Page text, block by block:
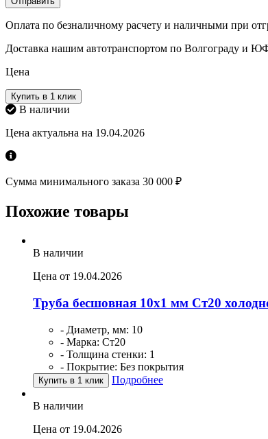
Оплата по безналичному расчету и наличными при
Доставка нашим автотранспортом по Волгограду и
Цена
Купить в 1 клик
В наличии
Цена актуальна на 19.04.2026
Сумма минимального заказа 30 000 ₽
Похожие товары
В наличии
Цена от 19.04.2026
Труба бесшовная 10х1 мм Ст20
- Диаметр, мм: 10
- Марка: Ст20
- Толщина стенки: 1
- Покрытие: Без покрытия
Купить в 1 клик Подробнее
В наличии
Цена от 19.04.2026